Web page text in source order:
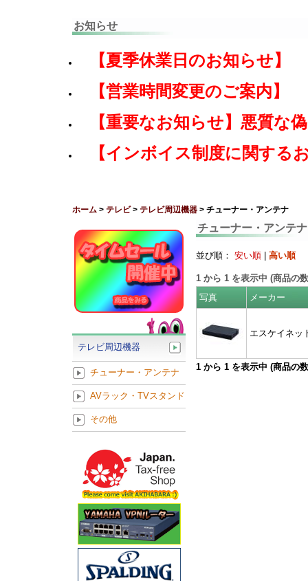
お知らせ
【夏季休業日のお知らせ】
【営業時間変更のご案内】
【重要なお知らせ】悪質な
【インボイス制度に関する
ホーム > テレビ> テレビ周辺機器 > チューナー・アンテナ
チューナー・アンテナ
並び順： 安い順 高い順
1 から 1 を表示中 (商品の
写真
メーカー
エスケイネッ
1 から 1 を表示中 (商品の
テレビ周辺機器
チューナー・アンテナ
AVラック・TVスタンド
その他